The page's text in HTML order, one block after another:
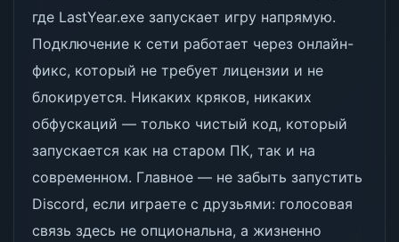
где LastYear.exe запускает игру напрямую.
Подключение к сети работает через онлайн-
фикс, который не требует лицензии и не
блокируется. Никаких кряков, никаких
обфускаций — только чистый код, который
запускается как на старом ПК, так и на
современном. Главное — не забыть запустить
Discord, если играете с друзьями: голосовая
связь здесь не опциональна, а жизненно